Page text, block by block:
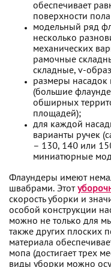
обеспечивает
поверхности
модельный ряд
несколько
механических
рамочные
складные, v-
размеры насадок
(большие
обширных
площадей);
для каждой
варианты ручек
– 130, 140 или
миниатюрные
Флаундеры имеют
швабрами. Этот
скорость уборки и
особой конструкции
можно не только для
также других плоских
материала
мопа (достигает трех
виды уборки можно